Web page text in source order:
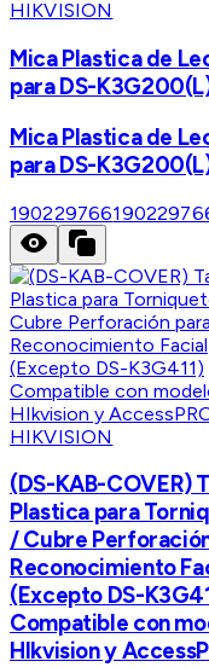
HIKVISION
Mica Plastica de
para DS-
Mica Plastica de
para DS-
190229766
HIKVISION
(DS-KAB-COVER)
Plastica para
/ Cubre
Reconocimiento
(Excepto DS-
Compatible con
HIkvision y